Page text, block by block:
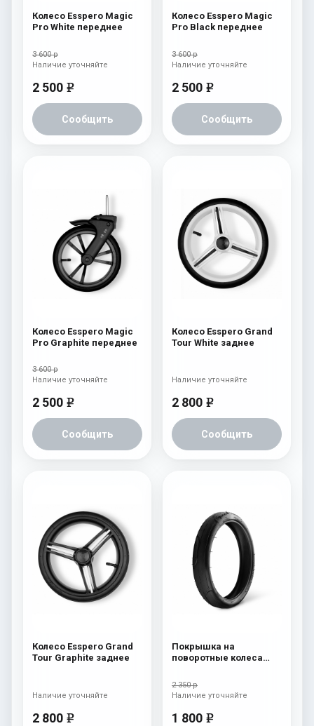
Колесо Esspero Magic
Pro White переднее
3 600 р
2 500 e
Сообщить
Наличие уточняйте
Колесо Esspero Magic
Pro Black переднее
3 600 р
2 500 e
Сообщить
Наличие уточняйте
Колесо Esspero Magic
Pro Graphite переднее
3 600 р
2 500 e
Сообщить
Наличие уточняйте
Колесо Esspero Grand
Tour White заднее
2 800 e
Сообщить
Наличие уточняйте
Колесо Esspero Grand
Tour Graphite заднее
2 800 e
Наличие уточняйте
Покрышка на
поворотные колеса
2 350 р
1 800 e
Наличие уточняйте